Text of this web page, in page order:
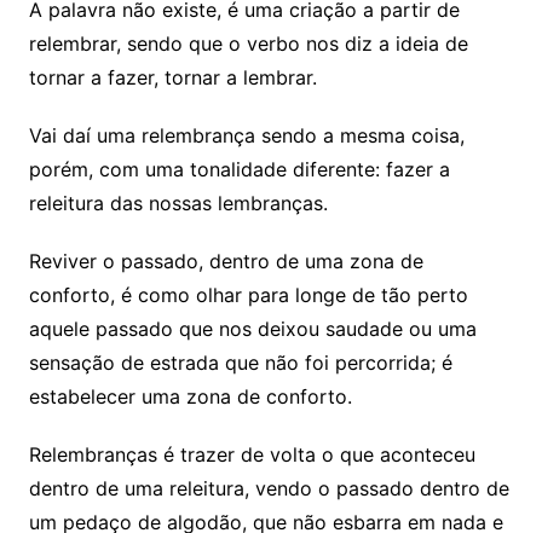
A palavra não existe, é uma criação a partir de
relembrar, sendo que o verbo nos diz a ideia de
tornar a fazer, tornar a lembrar.
Vai daí uma relembrança sendo a mesma coisa,
porém, com uma tonalidade diferente: fazer a
releitura das nossas lembranças.
Reviver o passado, dentro de uma zona de
conforto, é como olhar para longe de tão perto
aquele passado que nos deixou saudade ou uma
sensação de estrada que não foi percorrida; é
estabelecer uma zona de conforto.
Relembranças é trazer de volta o que aconteceu
dentro de uma releitura, vendo o passado dentro de
um pedaço de algodão, que não esbarra em nada e